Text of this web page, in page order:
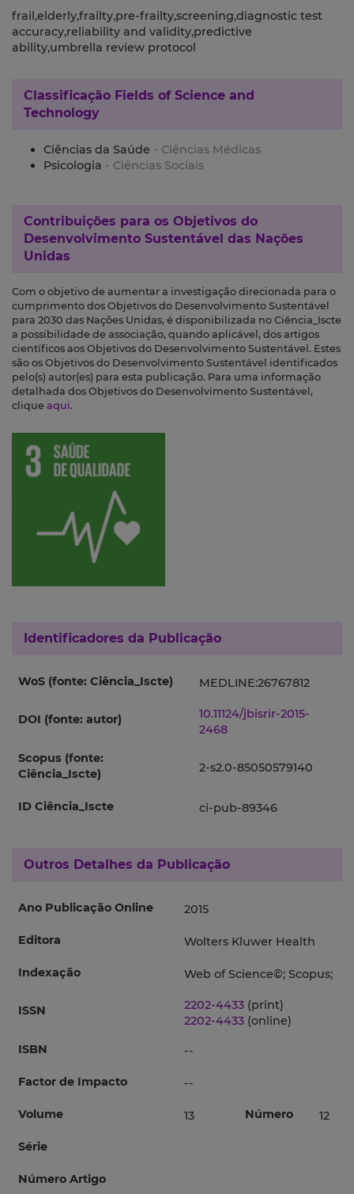
frail,elderly,frailty,pre-frailty,screening,diagnostic test
accuracy,reliability and validity,predictive
ability,umbrella review protocol
Classificação Fields of Science and
Technology
Ciências da Saúde - Ciências Médicas
Psicologia - Ciências Sociais
Contribuições para os Objetivos do
Desenvolvimento Sustentável das Nações
Unidas
Com o objetivo de aumentar a investigação direcionada para o
cumprimento dos Objetivos do Desenvolvimento Sustentável
para 2030 das Nações Unidas, é disponibilizada no Ciência_Iscte
a possibilidade de associação, quando aplicável, dos artigos
científicos aos Objetivos do Desenvolvimento Sustentável. Estes
são os Objetivos do Desenvolvimento Sustentável identificados
pelo(s) autor(es) para esta publicação. Para uma informação
detalhada dos Objetivos do Desenvolvimento Sustentável,
clique aqui.
Identificadores da Publicação
WoS (fonte: Ciência_Iscte) MEDLINE:26767812
DOI (fonte: autor)
10.11124/jbisrir-2015-
2468
Scopus (fonte:
Ciência_Iscte)
2-s2.0-85050579140
ID Ciência_Iscte ci-pub-89346
Outros Detalhes da Publicação
Ano Publicação Online 2015
Editora Wolters Kluwer Health
Indexação Web of Science©; Scopus;
ISSN 2202-4433 (print)
2202-4433 (online)
ISBN
--
Factor de Impacto --
Volume 13 Número 12
Série
Número Artigo